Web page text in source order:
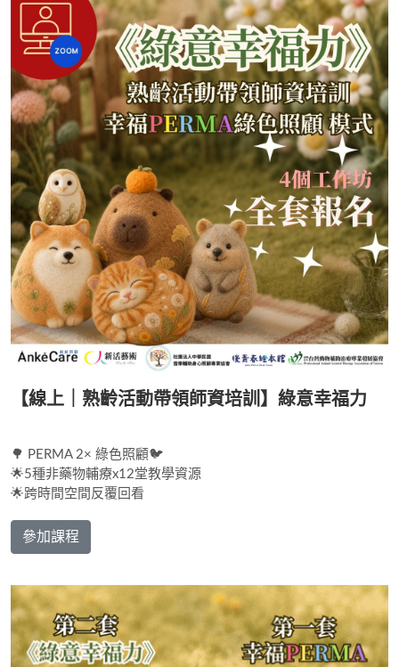
【線上｜熟齡活動帶領師資培訓】綠意幸福力
🌳 PERMA 2× 綠色照顧🐦
🌟5種非藥物輔療x12堂教學資源
🌟跨時間空間反覆回看
參加課程